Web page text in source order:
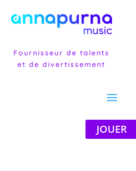
Fournisseur de talents
et de divertissement
JOUER